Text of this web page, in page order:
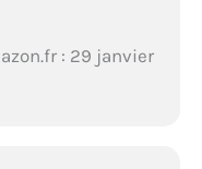
: 29 janvier